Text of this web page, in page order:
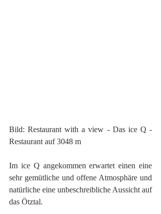
Bild: Restaurant with a view - Das ice Q -
Restaurant auf 3048 m
Im ice Q angekommen erwartet einen eine
sehr gemütliche und offene Atmosphäre und
natürliche eine unbeschreibliche Aussicht auf
das Ötztal.